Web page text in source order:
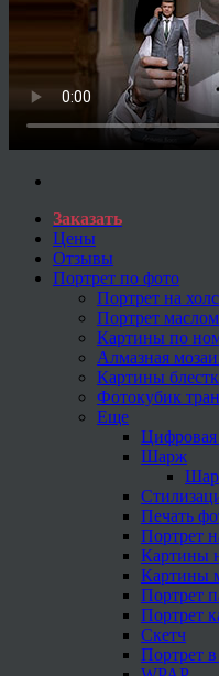
Заказать
Цены
Отзывы
Портрет по фото
Портрет на
Портрет маслом
Картины по
Алмазная
Картины
Фотокубик
Еще
Шарж
Печать
Портрет
Картины
Картины
Портрет
Портрет
Скетч
Портрет